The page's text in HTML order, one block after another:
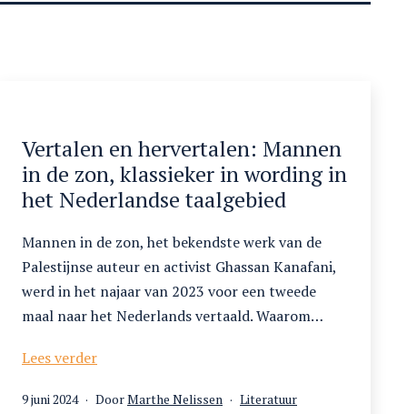
Vertalen en hervertalen: Mannen
in de zon, klassieker in wording in
het Nederlandse taalgebied
Mannen in de zon, het bekendste werk van de
Palestijnse auteur en activist Ghassan Kanafani,
werd in het najaar van 2023 voor een tweede
maal naar het Nederlands vertaald. Waarom…
Lees verderVertalen
hervertalen:
Gepubliceerd
9 juni 2024 DoorMarthe Nelissen
Gecategoriseerd
Literatuur